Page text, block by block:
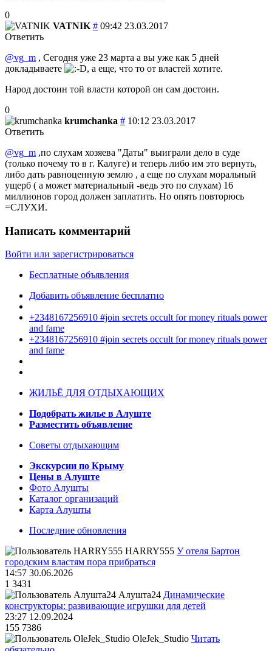
0
VATNIK # 09:42 23.03.2017
Ответить
@vg_m , Сегодня уже 23 марта а вы уже как 5 дней
докладываете
, а еще, что то от властей хотите.
Народ достоин той власти которой он сам достоин.
0
krumchanka # 10:12 23.03.2017
Ответить
@vg_m ,по слухам хозяева "Даты" выиграли дело в суде
(только почему то в г. Калуге) и теперь либо им это вернуть,
либо дать равноценную землю , а еще по слухам моральный
ущерб ( а может материальный -ведь это по слухам) 16
миллионов город должен заплатить. Но опять повторюсь
=СЛУХИ.
Написать комментарий
Войти или зарегистрироваться
Бесплатные объявления
Добавить объявление бесплатно
+2348167256910 #join secrets occult for money rituals power
and fame
+2348167256910 #join secrets occult for money rituals power
and fame
ЖИЛЬЁ ДЛЯ ОТДЫХАЮЩИХ
Подобрать жилье в Алуште
Разместить объявление
Советы отдыхающим
Экскурсии по Крыму
Цены в Алуште
Фото Алушты
Каталог организаций
Карта Алушты
Последние обновления
HARRY555 У отеля Бартон
городским властям пора прибраться
14:57 30.06.2026
1 3431
Алушта24 Динамические
конструкторы: развивающие игрушки для детей
23:27 12.09.2024
155 7386
OleJek_Studio Читать